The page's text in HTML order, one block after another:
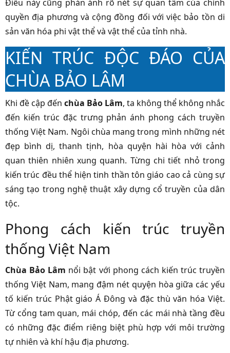
Điều này cũng phản ánh rõ nét sự quan tâm của chính
quyền địa phương và cộng đồng đối với việc bảo tồn di
sản văn hóa phi vật thể và vật thể của tỉnh nhà.
KIẾN TRÚC ĐỘC ĐÁO CỦA
CHÙA BẢO LÂM
Khi đề cập đến chùa Bảo Lâm, ta không thể không nhắc
đến kiến trúc đặc trưng phản ánh phong cách truyền
thống Việt Nam. Ngôi chùa mang trong mình những nét
đẹp bình dị, thanh tịnh, hòa quyện hài hòa với cảnh
quan thiên nhiên xung quanh. Từng chi tiết nhỏ trong
kiến trúc đều thể hiện tinh thần tôn giáo cao cả cùng sự
sáng tạo trong nghệ thuật xây dựng cổ truyền của dân
tộc.
Phong cách kiến trúc truyền
thống Việt Nam
Chùa Bảo Lâm nổi bật với phong cách kiến trúc truyền
thống Việt Nam, mang đậm nét quyện hòa giữa các yếu
tố kiến trúc Phật giáo Á Đông và đặc thù văn hóa Việt.
Từ cổng tam quan, mái chóp, đến các mái nhà tầng đều
có những đặc điểm riêng biệt phù hợp với môi trường
tự nhiên và khí hậu địa phương.